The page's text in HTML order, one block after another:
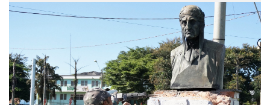
Extensão à Comunidade
Projetos, Programas e Cursos
Artes, Cultura e Esportes
Museus e Espaços Interativos
Serviços
Bibliotecas
Apoio ao Estudante